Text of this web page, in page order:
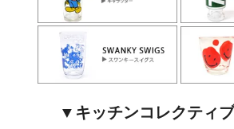
▼キッチンコレクティ